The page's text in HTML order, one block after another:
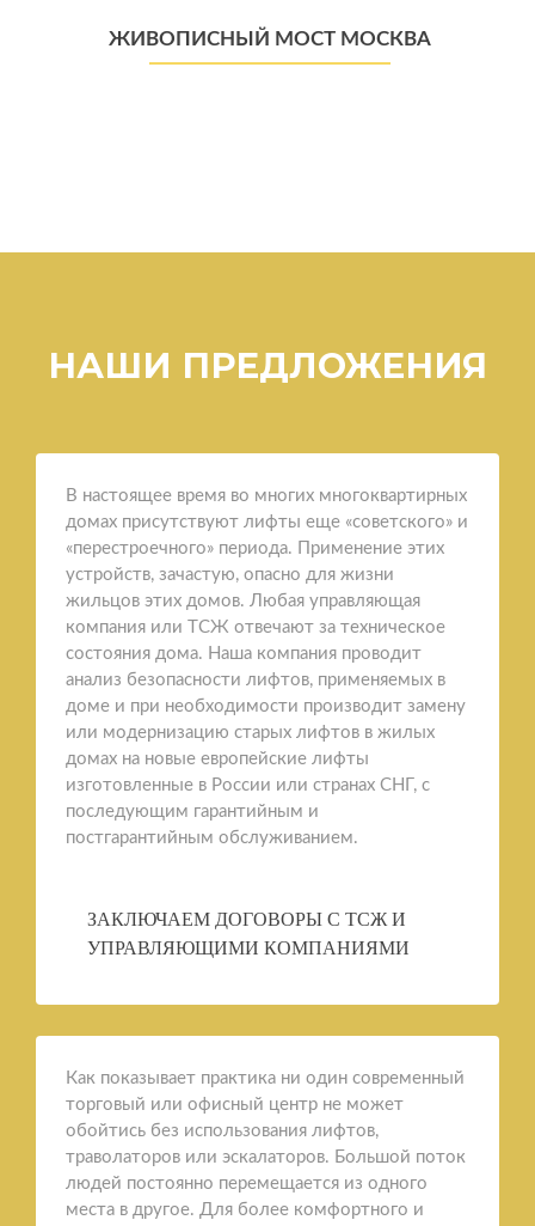
ЖИВОПИСНЫЙ МОСТ МОСКВА
НАШИ ПРЕДЛОЖЕНИЯ
В настоящее время во многих многоквартирных
домах присутствуют лифты еще «советского» и
«перестроечного» периода. Применение этих
устройств, зачастую, опасно для жизни
жильцов этих домов. Любая управляющая
компания или ТСЖ отвечают за техническое
состояния дома. Наша компания проводит
анализ безопасности лифтов, применяемых в
доме и при необходимости производит замену
или модернизацию старых лифтов в жилых
домах на новые европейские лифты
изготовленные в России или странах СНГ, с
последующим гарантийным и
постгарантийным обслуживанием.
ЗАКЛЮЧАЕМ ДОГОВОРЫ С ТСЖ И
УПРАВЛЯЮЩИМИ КОМПАНИЯМИ
Как показывает практика ни один современный
торговый или офисный центр не может
обойтись без использования лифтов,
траволаторов или эскалаторов. Большой поток
людей постоянно перемещается из одного
места в другое. Для более комфортного и